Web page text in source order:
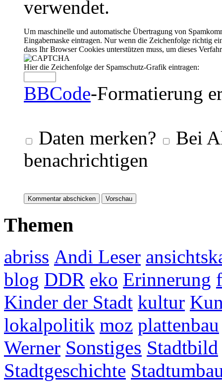
verwendet.
Um maschinelle und automatische Übertragung von
Eingabemaske eintragen. Nur wenn die Zeichenfolge richtig
dass Ihr Browser Cookies unterstützen muss, um dieses
Hier die Zeichenfolge der Spamschutz-Grafik eintragen:
BBCode-Formatierung
Daten merken?
Bei
benachrichtigen
Themen
abriss Andi Leser
blog DDR eko Erinnerung
Kinder der Stadt kultur
lokalpolitik moz plattenbau
Werner Sonstiges Stadtbild
Stadtgeschichte